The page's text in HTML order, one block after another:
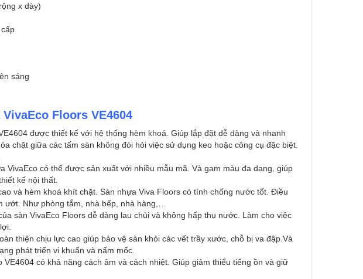
x dày)
sáng
Floors VE4604
được thiết kế với hệ thống hèm khoá. Giúp lắp đặt dễ dàng và nhanh
chặt giữa các tấm sàn không đòi hỏi việc sử dụng keo hoặc công cụ đặc biệt.
VivaEco có thể được sản xuất với nhiều mẫu mã. Và gam màu đa dạng, giúp
kế nội thất.
và hèm khoá khít chặt. Sàn nhựa Viva Floors có tính chống nước tốt. Điều
ướt. Như phòng tắm, nhà bếp, nhà hàng,…
sàn VivaEco Floors dễ dàng lau chùi và không hấp thụ nước. Làm cho việc
thiện chịu lực cao giúp bảo vệ sàn khỏi các vết trầy xước, chỗ bị va đập.Và
phát triển vi khuẩn và nấm mốc.
VE4604 có khả năng cách âm và cách nhiệt. Giúp giảm thiểu tiếng ồn và giữ